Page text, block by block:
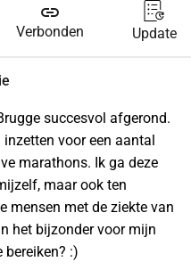
link
Verbonden Update
succesvol afgerond.
voor een aantal
marathons. Ik ga deze
maar ook ten
mensen met de ziekte van
het bijzonder voor mijn
bereiken? :)